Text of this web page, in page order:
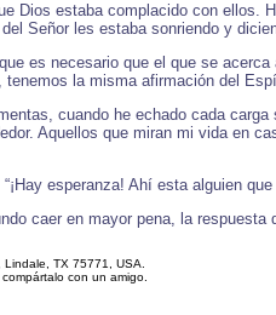
Dios estaba complacido con ellos.
Señor les estaba sonriendo y
es necesario que el que se
la misma afirmación del
cuando he echado cada
Aquellos que miran mi vida en
esperanza! Ahí esta alguien
caer en mayor pena, la
Lindale, TX 75771, USA.
con un amigo.